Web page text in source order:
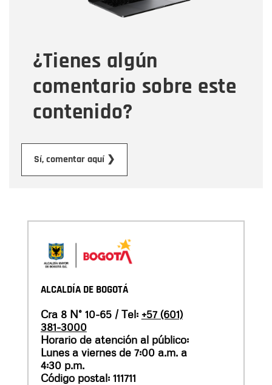
¿Tienes algún
comentario sobre este
contenido?
Sí, comentar aquí ❯
Tipo de comentario
Mensaje
ALCALDÍA DE BOGOTÁ
Cra 8 N° 10-65 / Tel: +57 (601)
381-3000
Horario de atención al público:
Lunes a viernes de 7:00 a.m. a
4:30 p.m.
Código postal: 111711